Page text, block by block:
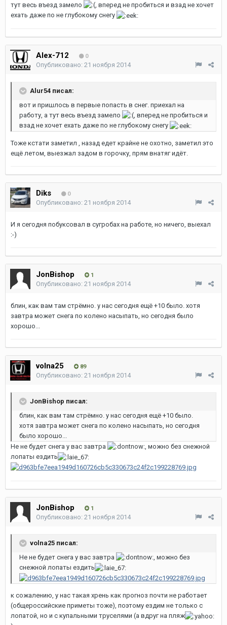
тут весь въезд замело
, вперед не пробиться и взад не хочет
ехать даже по не глубокому снегу
Alex-712 0
Опубликовано: 21 ноября 2014
Alur54 писал:
вот и пришлось в первые попасть в снег. приехал на
работу, а тут весь въезд замело
, вперед не пробиться и
взад не хочет ехать даже по не глубокому снегу
Тоже кстати заметил , назад едет крайне не охотно, заметил это
ещё летом, выезжал задом в горочку, прям внатяг идёт.
Diks 0
Опубликовано: 21 ноября 2014
И я сегодня побуксовал в сугробах на работе, но ничего, выехал
:-)
JonBishop 1
Опубликовано: 21 ноября 2014
блин, как вам там стрёмно. у нас сегодня ещё +10 было. хотя
завтра может снега по колено насыпать, но сегодня было
хорошо...
volna25 89
Опубликовано: 21 ноября 2014
JonBishop писал:
блин, как вам там стрёмно. у нас сегодня ещё +10 было.
хотя завтра может снега по колено насыпать, но сегодня
было хорошо...
Не не будет снега у вас завтра
, можно без снежной
лопаты ездить
JonBishop 1
Опубликовано: 21 ноября 2014
volna25 писал:
Не не будет снега у вас завтра
, можно без
снежной лопаты ездить
к сожалению, у нас такая хрень как прогноз почти не работает
(общероссийские приметы тоже), поэтому ездим не только с
лопатой, но и с купальными труселями (а вдруг на пляж